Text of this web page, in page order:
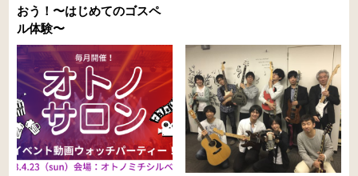
おう！〜はじめてのゴスペ
ル体験〜